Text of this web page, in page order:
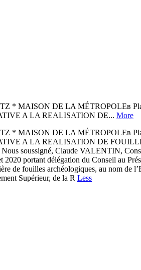
* MAISON DE LA MÉTROPOLEв
A LA REALISATION DE... More
* MAISON DE LA MÉTROPOLEв
A LA REALISATION DE
soussigné, Claude VALENTIN,
portant délégation du Conseil au
de fouilles archéologiques, au nom de
Supérieur, de la R Less